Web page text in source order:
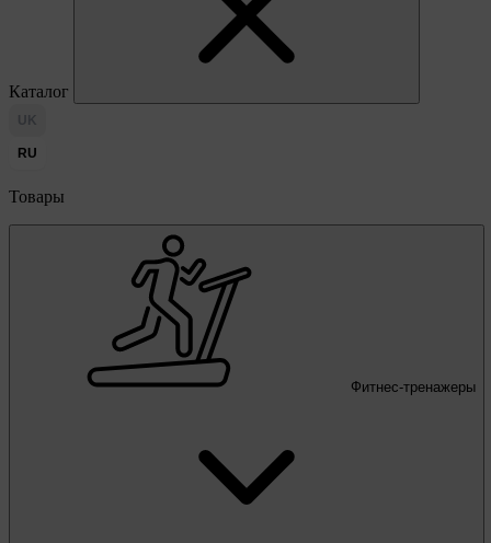
Каталог
UK
RU
Товары
Фитнес-тренажеры